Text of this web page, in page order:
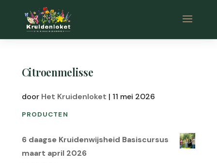
Citroenmelisse
door Het Kruidenloket | 11 mei 2026
PRODUCTEN
6 daagse Kruidenwijsheid Basiscursus
maart april 2026